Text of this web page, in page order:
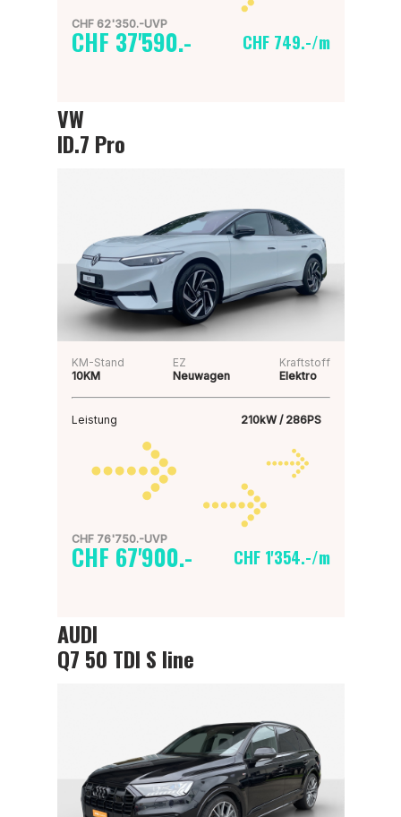
CHF 62'350.-UVP
CHF 37'590.- CHF 749.-/m
VW
ID.7 Pro
KM-Stand
10KM
EZ
Neuwagen
Kraftstoff
Elektro
Leistung 210kW / 286PS
CHF 76'750.-UVP
CHF 67'900.- CHF 1'354.-/m
AUDI
Q7 50 TDI S line